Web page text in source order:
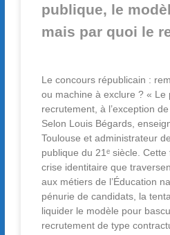
publique, le
mais par quoi le
Le concours républicain :
ou machine à exclure ? « Le
recrutement, à l’exception
Selon Louis Bégards,
Toulouse et administrateur
publique du 21ᵉ siècle.
crise identitaire que
aux métiers de l’Éducation
pénurie de candidats, la
liquider le modèle pour
recrutement de type